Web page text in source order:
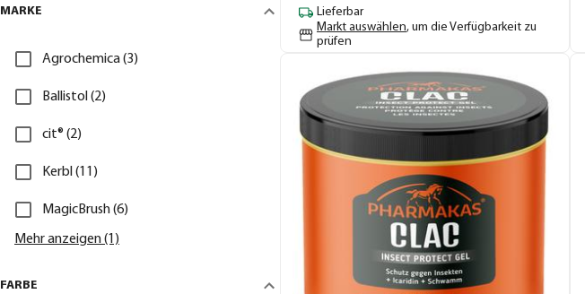
MARKE
Agrochemica (3)
Ballistol (2)
cit® (2)
Kerbl (11)
MagicBrush (6)
Mehr anzeigen (1)
FARBE
Lieferbar
Markt auswählen, um die Verfügbarkeit zu
prüfen